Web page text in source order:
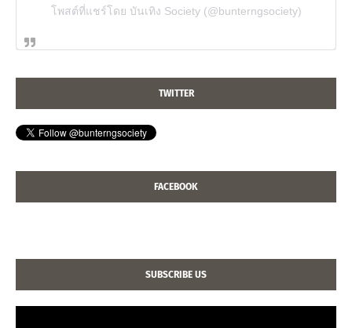
โพสต์ที่แชร์โดย บันเทิง Society (@bunterngsociety)
TWITTER
FACEBOOK
SUBSCRIBE US